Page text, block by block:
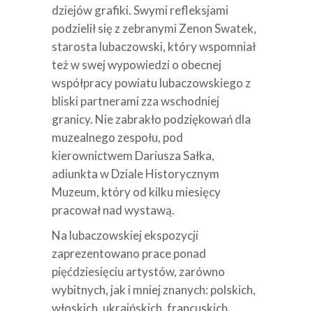
dziejów grafiki. Swymi refleksjami
podzielił się z zebranymi Zenon Swatek,
starosta lubaczowski, który wspomniał
też w swej wypowiedzi o obecnej
współpracy powiatu lubaczowskiego z
bliski partnerami zza wschodniej
granicy. Nie zabrakło podziękowań dla
muzealnego zespołu, pod
kierownictwem Dariusza Sałka,
adiunkta w Dziale Historycznym
Muzeum, który od kilku miesięcy
pracował nad wystawą.
Na lubaczowskiej ekspozycji
zaprezentowano prace ponad
pięćdziesięciu artystów, zarówno
wybitnych, jak i mniej znanych: polskich,
włoskich, ukraińskich, francuskich,